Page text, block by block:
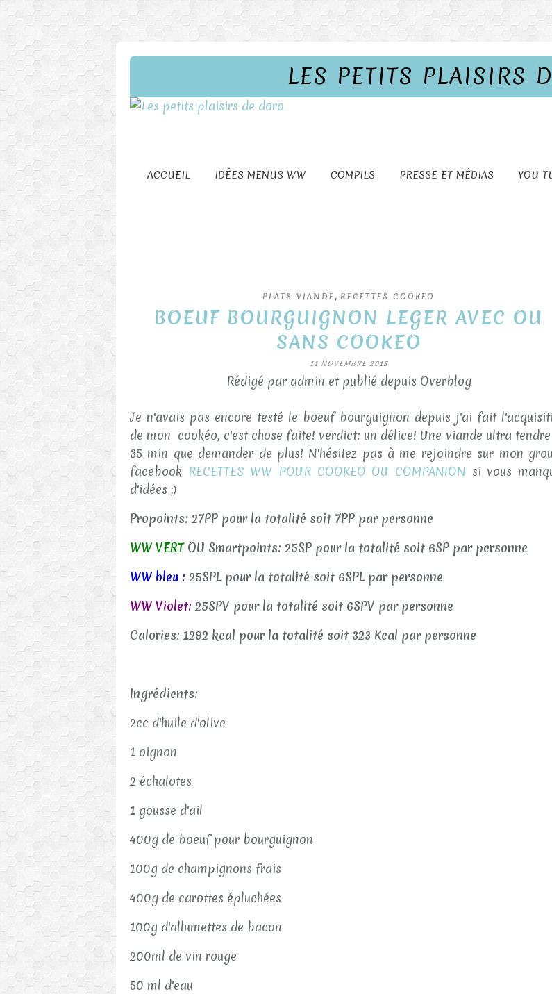
LES PETITS PLAISIRS
ACCUEIL IDÉES MENUS WW COMPILS PRESSE ET MÉDIAS YOU
PLATS VIANDE, RECETTES COOKEO
BOEUF BOURGUIGNON LEGER AVEC OU
SANS COOKEO
11 NOVEMBRE 2018
Rédigé par admin et publié depuis Overblog
Je n'avais pas encore testé le boeuf bourguignon depuis j'ai fait
de mon cookéo, c'est chose faite! verdict: un délice! Une viande ultra
35 min que demander de plus! N'hésitez pas à me rejoindre sur mon
facebook RECETTES WW POUR COOKEO OU COMPANION si vous
d'idées ;)
Propoints: 27PP pour la totalité soit 7PP par personne
WW VERTOU Smartpoints: 25SP pour la totalité soit 6SP par personne
WW bleu :25SPL pour la totalité soit 6SPL par personne
WW Violet: 25SPV pour la totalité soit 6SPV par personne
Calories: 1292 kcal pour la totalité soit 323 Kcal par personne
Ingrédients:
2cc d'huile d'olive
1 oignon
2 échalotes
1 gousse d'ail
400g de boeuf pour bourguignon
100g de champignons frais
400g de carottes épluchées
100g d'allumettes de bacon
200ml de vin rouge
50 ml d'eau